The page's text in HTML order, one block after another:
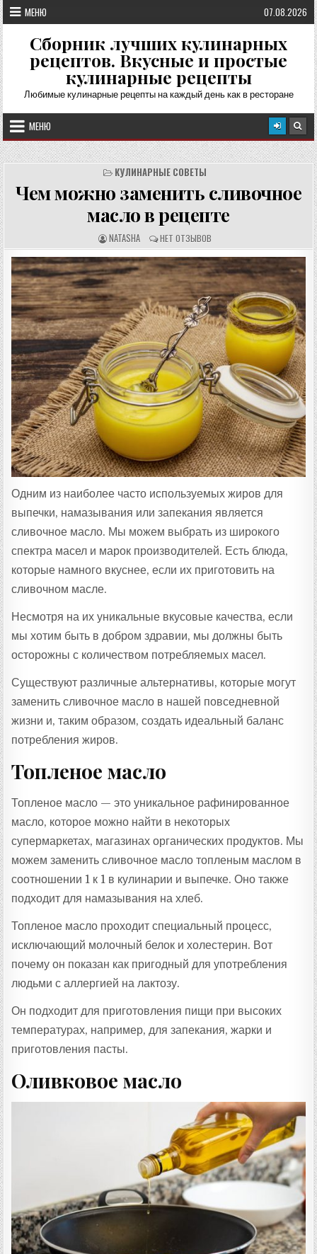
Перейти
к
содержимому
МЕНЮ 07.08.2026
Сборник лучших кулинарных
рецептов. Вкусные и простые
кулинарные рецепты
Любимые кулинарные рецепты на каждый день как в ресторане
МЕНЮ
КУЛИНАРНЫЕ СОВЕТЫ
Чем можно заменить сливочное
масло в рецепте
А
В
Т
О
Р
Р
Е
Ц
Е
П
Т
А
:
NATASHA О
Т
З
Ы
В
Ы
:
НЕТ ОТЗЫВОВ
Одним из наиболее часто используемых жиров для
выпечки, намазывания или запекания является
сливочное масло. Мы можем выбрать из широкого
спектра масел и марок производителей. Есть блюда,
которые намного вкуснее, если их приготовить на
сливочном масле.
Несмотря на их уникальные вкусовые качества, если
мы хотим быть в добром здравии, мы должны быть
осторожны с количеством потребляемых масел.
Существуют различные альтернативы, которые могут
заменить сливочное масло в нашей повседневной
жизни и, таким образом, создать идеальный баланс
потребления жиров.
Топленое масло
Топленое масло — это уникальное рафинированное
масло, которое можно найти в некоторых
супермаркетах, магазинах органических продуктов. Мы
можем заменить сливочное масло топленым маслом в
соотношении 1 к 1 в кулинарии и выпечке. Оно также
подходит для намазывания на хлеб.
Топленое масло проходит специальный процесс,
исключающий молочный белок и холестерин. Вот
почему он показан как пригодный для употребления
людьми с аллергией на лактозу.
Он подходит для приготовления пищи при высоких
температурах, например, для запекания, жарки и
приготовления пасты.
Оливковое масло